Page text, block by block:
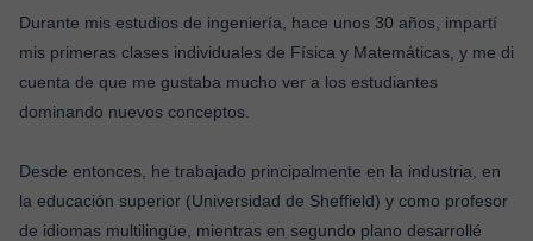
Durante mis estudios de ingeniería, hace unos 30 años, impartí
mis primeras clases individuales de Física y Matemáticas, y me di
cuenta de que me gustaba mucho ver a los estudiantes
dominando nuevos conceptos.
Desde entonces, he trabajado principalmente en la industria, en
la educación superior (Universidad de Sheffield) y como profesor
de idiomas multilingüe, mientras en segundo plano desarrollé